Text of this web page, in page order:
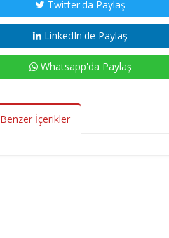
Twitter'da Paylaş
LinkedIn'de Paylaş
Whatsapp'da Paylaş
Benzer İçerikler